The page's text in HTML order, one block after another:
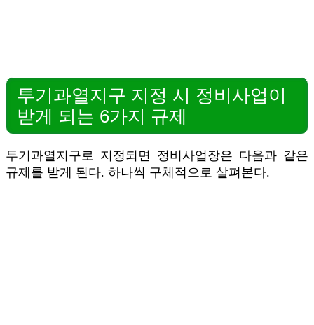
투기과열지구 지정 시 정비사업이
받게 되는 6가지 규제
투기과열지구로 지정되면 정비사업장은 다음과 같은
규제를 받게 된다. 하나씩 구체적으로 살펴본다.